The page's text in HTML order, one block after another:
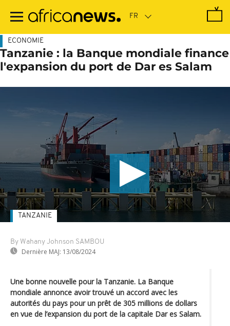
contenu
ECONOMIE
Tanzanie : la Banque mondiale finance
l'expansion du port de Dar es Salam
By Wahany Johnson SAMBOU
Dernière MAJ: 13/08/2024
TANZANIE
Une bonne nouvelle pour la Tanzanie. La Banque
mondiale annonce avoir trouvé un accord avec les
autorités du pays pour un prêt de 305 millions de dollars
en vue de l’expansion du port de la capitale Dar es Salam.